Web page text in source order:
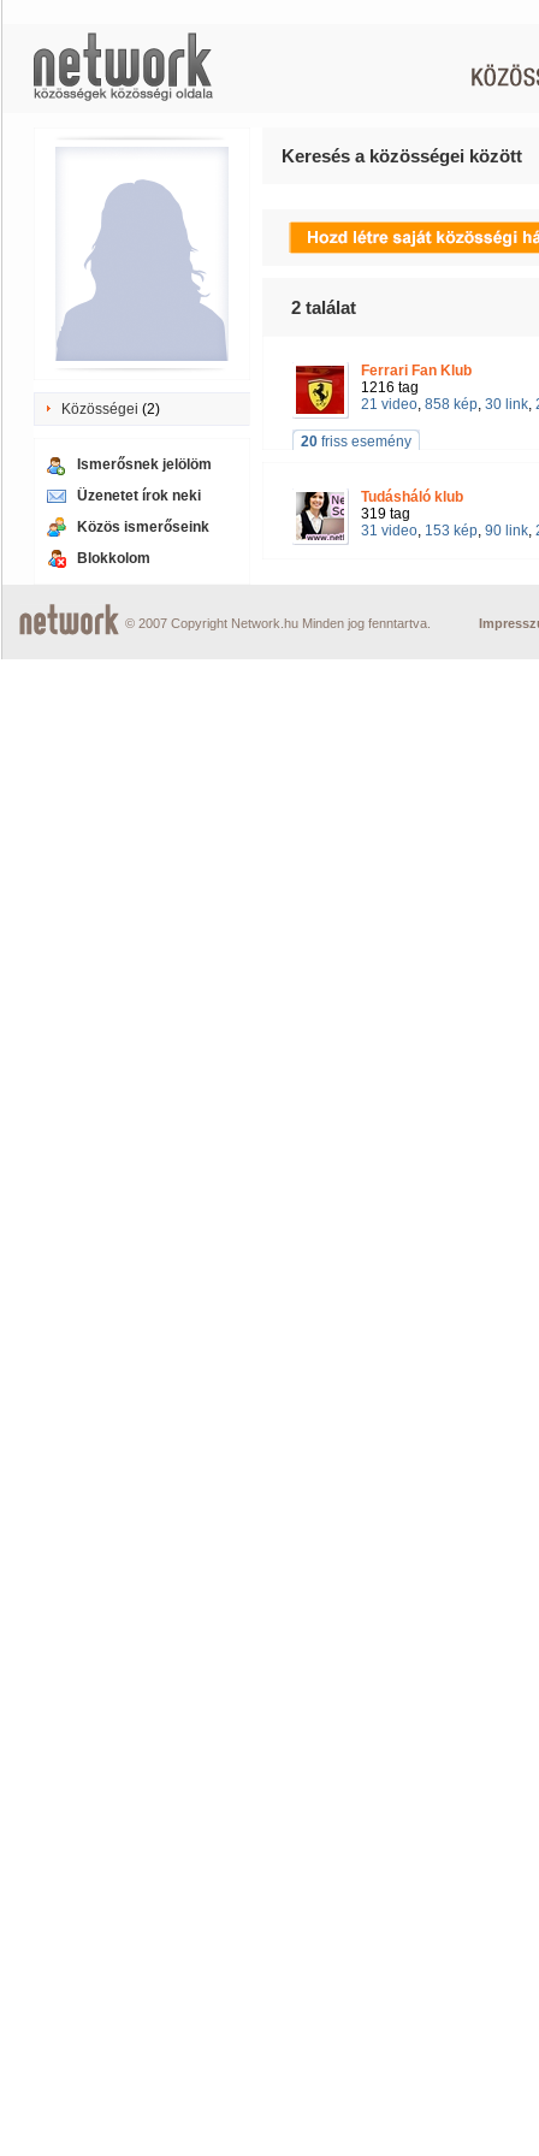
Közösségei (2)
Ismerősnek jelölöm
Üzenetet írok neki
Közös ismerőseink
Blokkolom
Keresés a közösségei között
2 találat
Ferrari Fan Klub
1216 tag
21 video, 858 kép, 30 link,
20 friss esemény
Tudásháló klub
319 tag
31 video, 153 kép, 90 link,
© 2007 Copyright Network.hu Minden jog fenntartva.